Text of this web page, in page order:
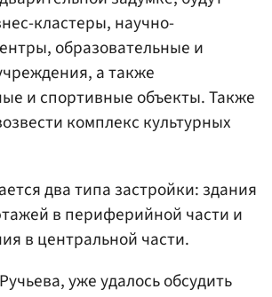
кластеры, научно-
образовательные и
а также
и спортивные объекты. Также
комплекс культурных
два типа застройки: здания
в периферийной части и
в центральной части.
уже удалось обсудить